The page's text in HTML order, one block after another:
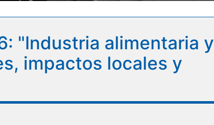
"Industria alimentaria y
impactos locales y